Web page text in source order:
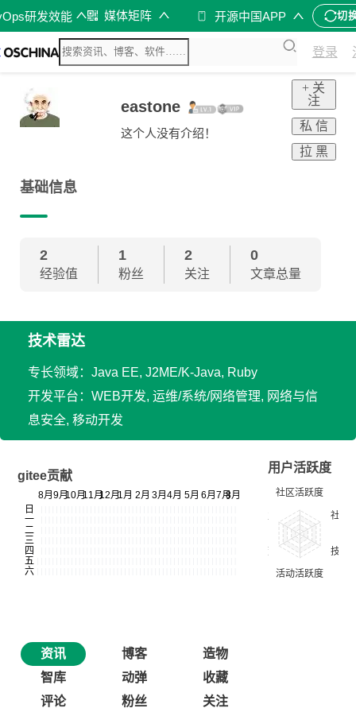
研发效能 媒体矩阵 开源中国APP 切
登录
eastone
这个人没有介绍！
+ 关
注
私 信
拉 黑
基础信息
2
经验值
1
粉丝
2
关注
0
文章总量
技术雷达
专长领域：Java EE, J2ME/K-Java, Ruby
开发平台：WEB开发, 运维/系统/网络管理, 网络与信
息安全, 移动开发
gitee贡献
用户活跃度
资讯 博客
造物
智库
动弹
收藏
评论
粉丝 关注